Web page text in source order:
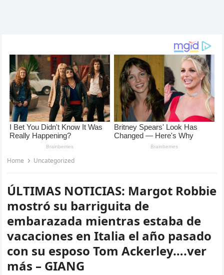
Home Uncategorized
ÚLTIMAS NOTICIAS: Margot Robbie
mostró su barriguita de
embarazada mientras estaba de
vacaciones en Italia el año pasado
con su esposo Tom Ackerley….ver
más – GIANG